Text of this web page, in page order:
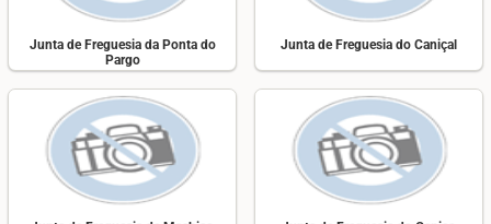
Junta de Freguesia da Ponta do
Pargo
Junta de Freguesia do Caniçal